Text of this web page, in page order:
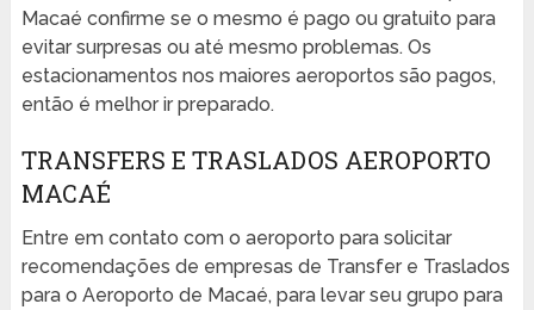
Macaé confirme se o mesmo é pago ou gratuito para
evitar surpresas ou até mesmo problemas. Os
estacionamentos nos maiores aeroportos são pagos,
então é melhor ir preparado.
TRANSFERS E TRASLADOS AEROPORTO
MACAÉ
Entre em contato com o aeroporto para solicitar
recomendações de empresas de Transfer e Traslados
para o Aeroporto de Macaé, para levar seu grupo para